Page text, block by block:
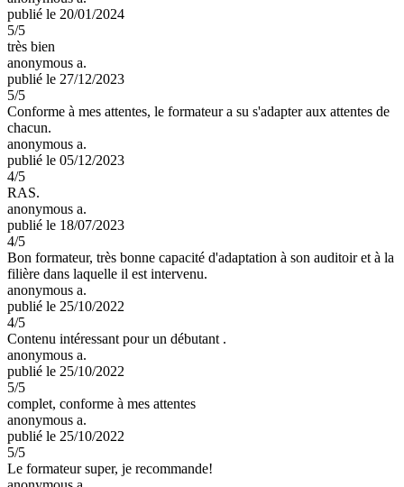
publié le 20/01/2024
5/5
très bien
anonymous a.
publié le 27/12/2023
5/5
Conforme à mes attentes, le formateur a su s'adapter aux attentes de
chacun.
anonymous a.
publié le 05/12/2023
4/5
RAS.
anonymous a.
publié le 18/07/2023
4/5
Bon formateur, très bonne capacité d'adaptation à son auditoir et à la
filière dans laquelle il est intervenu.
anonymous a.
publié le 25/10/2022
4/5
Contenu intéressant pour un débutant .
anonymous a.
publié le 25/10/2022
5/5
complet, conforme à mes attentes
anonymous a.
publié le 25/10/2022
5/5
Le formateur super, je recommande!